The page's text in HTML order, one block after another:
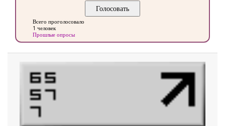
Всего проголосовало
1 человек
Прошлые опросы